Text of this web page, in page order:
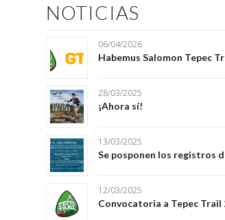
NOTICIAS
06/04/2026
Habemus Salomon Tepec
28/03/2025
¡Ahora sí!
13/03/2025
Se posponen los registros
12/03/2025
Convocatoria a Tepec Trail